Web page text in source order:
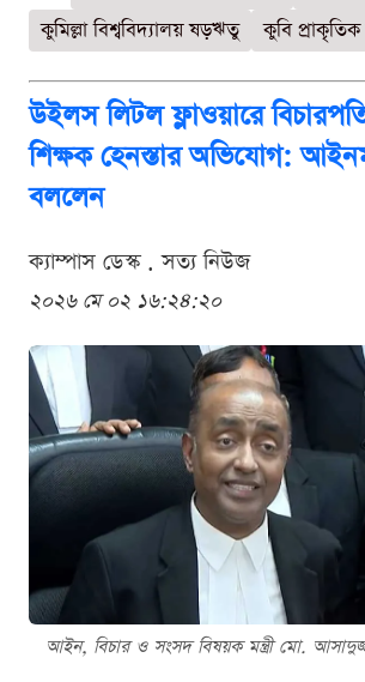
কুমিল্লা বিশ্ববিদ্যালয় ষড়ঋতু
কুবি
উইলস লিটল ফ্লাওয়ারে
শিক্ষক হেনস্তার অভিযোগ:
বললেন
ক্যাম্পাস ডেস্ক . সত্য নিউজ
২০২৬ মে ০২ ১৬:২৪:২০
আইন, বিচার ও সংসদ বিষয়ক মন্ত্রী মো.